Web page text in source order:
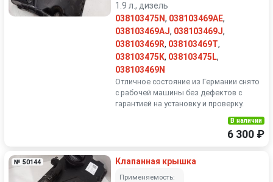
1.9 л., дизель
038103475N, 038103469AE,
038103469AJ, 038103469J,
038103469R, 038103469T,
038103475K, 038103475L,
038103469N
Отличное состояние из Германии снято
с рабочей машины без дефектов с
гарантией на установку и проверку.
В наличии
6 300 ₽
№ 50144 Клапанная крышка
Применяемость: